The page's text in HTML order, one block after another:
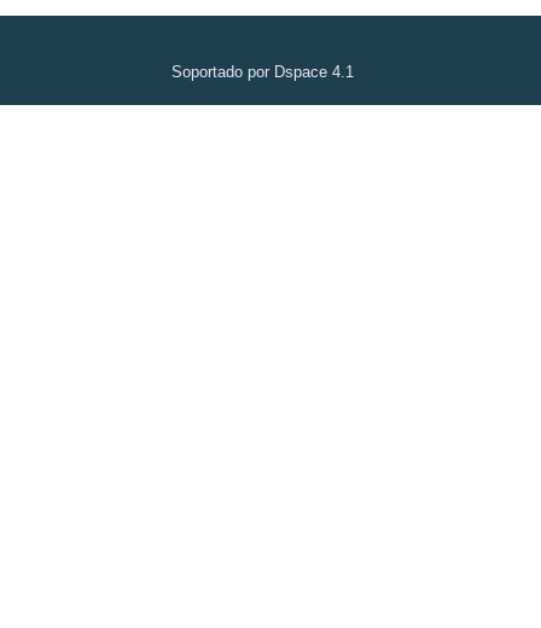
Soportado por Dspace 4.1